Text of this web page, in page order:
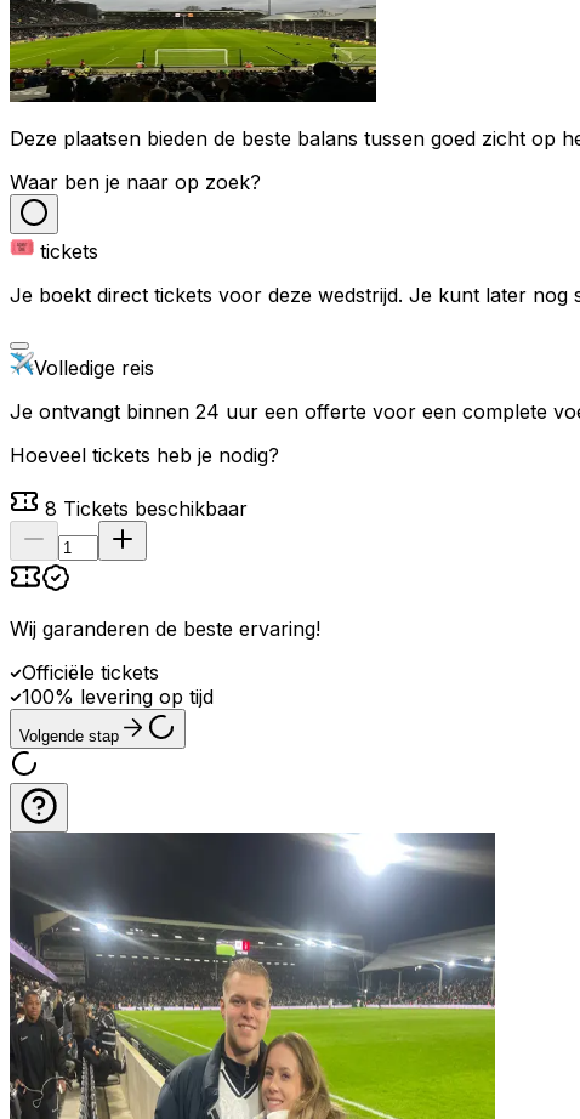
Deze plaatsen bieden de beste balans tussen goed zicht op
Waar ben je naar op zoek?
tickets
Je boekt direct tickets voor deze wedstrijd. Je kunt later nog
Volledige reis
Je ontvangt binnen 24 uur een offerte voor een complete
Hoeveel tickets heb je nodig?
8 Tickets beschikbaar
Wij garanderen de beste ervaring!
Officiële tickets
100% levering op tijd
Volgende stap